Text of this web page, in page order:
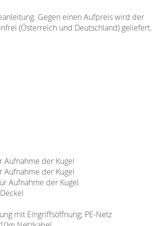
Gegen einen Aufpreis wird der
(Österreich und Deutschland) geliefert.
Aufnahme der Kugel
Aufnahme der Kugel
Aufnahme der Kugel
mit Eingriffsöffnung; PE-Netz